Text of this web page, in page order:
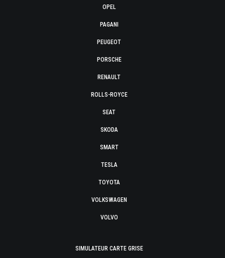
OPEL
PAGANI
PEUGEOT
PORSCHE
RENAULT
ROLLS-ROYCE
SEAT
SKODA
SMART
TESLA
TOYOTA
VOLKSWAGEN
VOLVO
SIMULATEUR CARTE GRISE